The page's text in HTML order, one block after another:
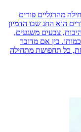
פורים
החג שבו הדמיון
צבעים משגעים,
אם מדובר
תחפושת מתחילה